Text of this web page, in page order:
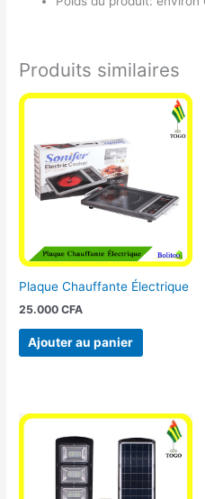
Produits similaires
Plaque Chauffante Électrique
25.000CFA
Ajouter au panier